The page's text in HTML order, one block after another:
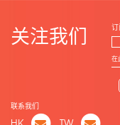
关注我们
订
联系我们